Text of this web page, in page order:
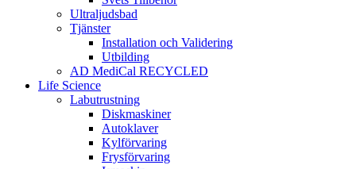
Ultraljudsbad
Tjänster
Installation och Validering
Utbilding
AD MediCal RECYCLED
Life Science
Labutrustning
Diskmaskiner
Autoklaver
Kylförvaring
Frysförvaring